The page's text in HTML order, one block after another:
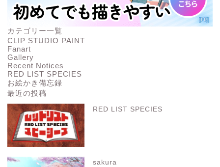
カテゴリー一覧
CLIP STUDIO PAINT
Fanart
Gallery
Recent Notices
RED LIST SPECIES
お絵かき備忘録
最近の投稿
RED LIST SPECIES
sakura